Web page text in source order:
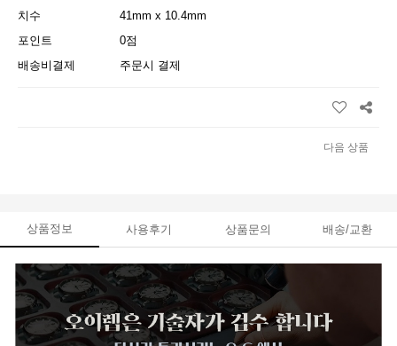
치수
41mm x 10.4mm
포인트
0점
배송비결제
주문시 결제
다음 상품
상품정보 사용후기 상품문의 배송/교환